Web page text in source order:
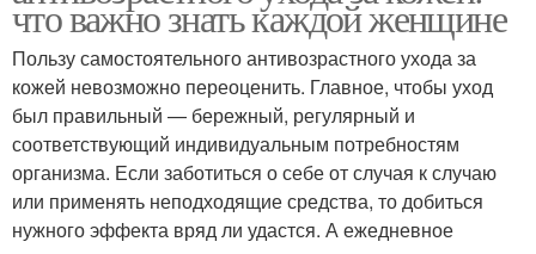
что важно знать каждой женщине
Пользу самостоятельного антивозрастного ухода за
кожей невозможно переоценить. Главное, чтобы уход
был правильный — бережный, регулярный и
соответствующий индивидуальным потребностям
организма. Если заботиться о себе от случая к случаю
или применять неподходящие средства, то добиться
нужного эффекта вряд ли удастся. А ежедневное